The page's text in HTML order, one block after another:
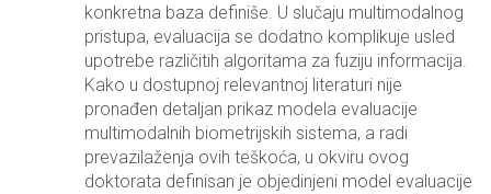
konkretna baza definiše. U slučaju multimodalnog
pristupa, evaluacija se dodatno komplikuje usled
upotrebe različitih algoritama za fuziju informacija.
Kako u dostupnoj relevantnoj literaturi nije
pronađen detaljan prikaz modela evaluacije
multimodalnih biometrijskih sistema, a radi
prevazilaženja ovih teškoća, u okviru ovog
doktorata definisan je objedinjeni model evaluacije